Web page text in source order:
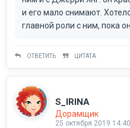
и его мало снимают.
главной роли с ним, пока
ОТВЕТИТЬ ЦИТАТА
S_IRINA
Дорамщик
25 октября 2019 14:40